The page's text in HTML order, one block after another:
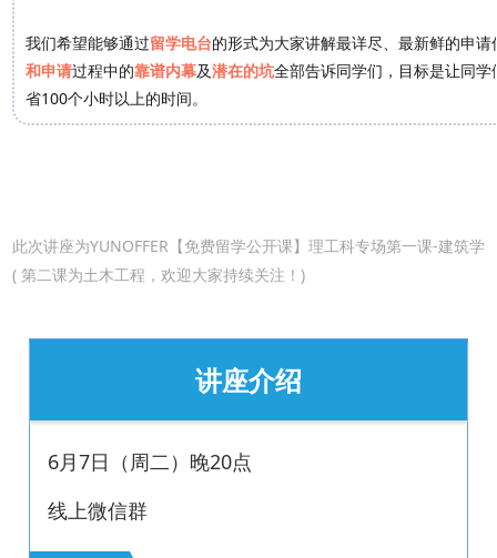
我们希望能够通过留学电台的形式为大家讲解最详尽、最新鲜的申
和申请过程中的靠谱内幕及潜在的坑全部告诉同学们，目标是让同
省100个小时以上的时间。
此次讲座为YUNOFFER【免费留学公开课】理工科专场第一课-建筑学
( 第二课为土木工程，欢迎大家持续关注！)
讲座介绍
6月7日（周二）晚20点
线上微信群